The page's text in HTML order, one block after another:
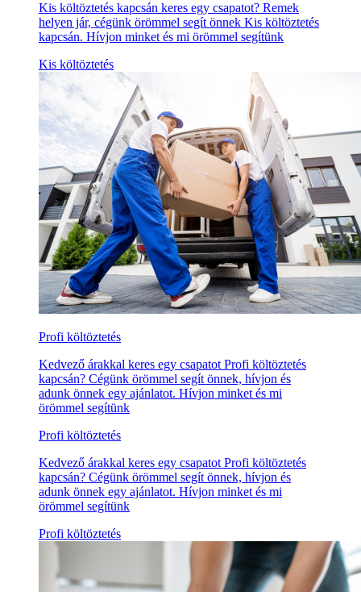
Kis költöztetés kapcsán keres egy csapatot? Remek
helyen jár, cégünk örömmel segít önnek Kis költöztetés
kapcsán. Hívjon minket és mi örömmel segítünk
Kis költöztetés
Profi költöztetés
Kedvező árakkal keres egy csapatot Profi költöztetés
kapcsán? Cégünk örömmel segít önnek, hívjon és
adunk önnek egy ajánlatot. Hívjon minket és mi
örömmel segítünk
Profi költöztetés
Kedvező árakkal keres egy csapatot Profi költöztetés
kapcsán? Cégünk örömmel segít önnek, hívjon és
adunk önnek egy ajánlatot. Hívjon minket és mi
örömmel segítünk
Profi költöztetés